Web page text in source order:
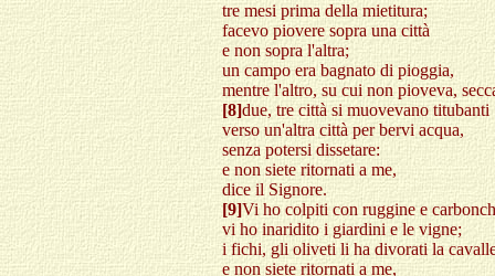
tre mesi prima della mietitura;
facevo piovere sopra una città
e non sopra l'altra;
un campo era bagnato di pioggia,
mentre l'altro, su cui non pioveva,
[8]due, tre città si muovevano titubanti
verso un'altra città per bervi acqua,
senza potersi dissetare:
e non siete ritornati a me,
dice il Signore.
[9]Vi ho colpiti con ruggine e
vi ho inaridito i giardini e le vigne;
i fichi, gli oliveti li ha divorati la
e non siete ritornati a me,